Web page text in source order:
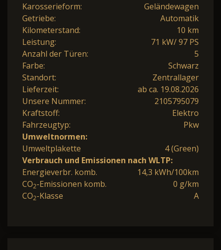
Karosserieform:
Geländewagen
Getriebe:
Automatik
Kilometerstand:
10 km
Leistung:
71 kW/ 97 PS
Anzahl der Türen:
5
Farbe:
Schwarz
Standort:
Zentrallager
Lieferzeit:
ab ca. 19.08.2026
Unsere Nummer:
2105795079
Kraftstoff:
Elektro
Fahrzeugtyp:
Pkw
Umweltnormen:
Umweltplakette
4 (Green)
Verbrauch und Emissionen nach WLTP:
Energieverbr. komb.
14,3 kWh/100km
CO2-Emissionen komb.
0 g/km
CO2-Klasse A